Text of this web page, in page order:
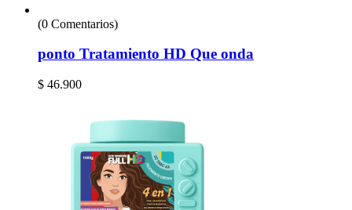
(0 Comentarios)
ponto Tratamiento HD Que onda
$ 46.900